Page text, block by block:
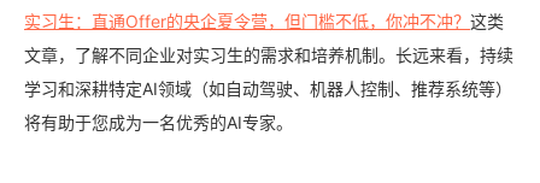
实习生：直通Offer的央企夏令营，但门槛不低，你冲不冲？ 这类
文章，了解不同企业对实习生的需求和培养机制。长远来看，持续
学习和深耕特定AI领域（如自动驾驶、机器人控制、推荐系统等）
将有助于您成为一名优秀的AI专家。